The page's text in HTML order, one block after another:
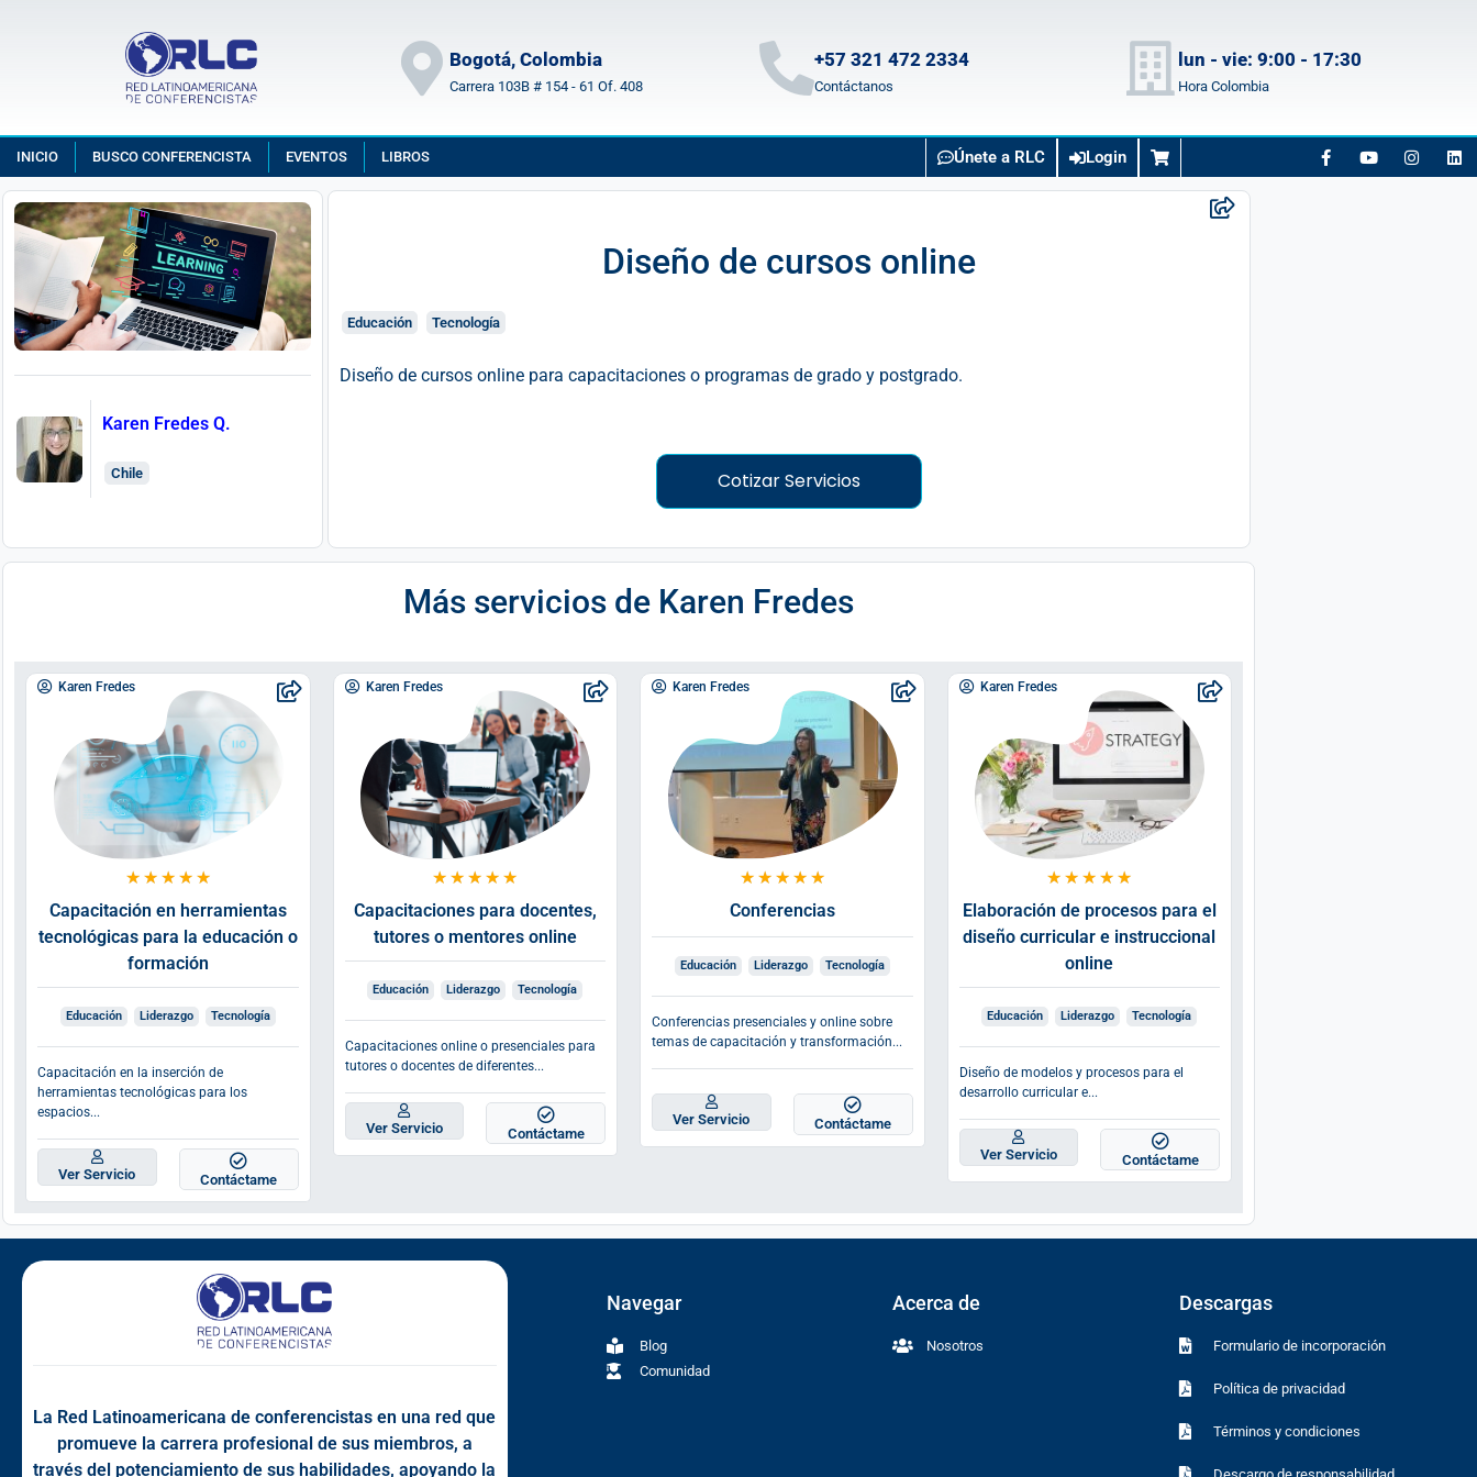
Bogotá, Colombia
Carrera 103B # 154 - 61 Of. 408
+57 321 472 2334
Contáctanos
lun - vie: 9:00 - 17:30
Hora Colombia
INICIO BUSCO CONFERENCISTA EVENTOS LIBROS Únete a RLC Login
Karen Fredes Q.
Chile
Diseño de cursos online
Educación Tecnología
Diseño de cursos online para capacitaciones o programas de grado y postgrado.
Cotizar Servicios
Más servicios de Karen Fredes
Karen Fredes
★ ★ ★ ★ ★
Capacitación en herramientas
tecnológicas para la educación o
formación
Educación Liderazgo Tecnología
Capacitación en la inserción de
herramientas tecnológicas para los
espacios...
Ver Servicio Contáctame
Karen Fredes
★ ★ ★ ★ ★
Capacitaciones para docentes,
tutores o mentores online
Educación Liderazgo Tecnología
Capacitaciones online o presenciales para
tutores o docentes de diferentes...
Ver Servicio Contáctame
Karen Fredes
★ ★ ★ ★ ★
Conferencias
Educación Liderazgo Tecnología
Conferencias presenciales y online sobre
temas de capacitación y transformación...
Ver Servicio Contáctame
Karen Fredes
★ ★ ★ ★ ★
Elaboración de procesos para el
diseño curricular e instruccional
online
Educación Liderazgo Tecnología
Diseño de modelos y procesos para el
desarrollo curricular e...
Ver Servicio Contáctame
La Red Latinoamericana de conferencistas en una red que
promueve la carrera profesional de sus miembros, a
través del potenciamiento de sus habilidades, apoyando la
Navegar
Blog
Comunidad
Acerca de
Nosotros
Descargas
Formulario de incorporación
Política de privacidad
Términos y condiciones